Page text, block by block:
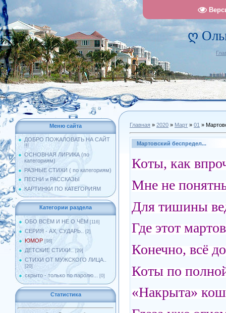
ღ
Меню сайта
ДОБРО ПОЖАЛОВАТЬ НА САЙТ
!!!
ОСНОВНАЯ ЛИРИКА (по
категориям)
РАЗНЫЕ СТИХИ ( по категориям)
ПЕСНИ и РАССКАЗЫ
КАРТИНКИ ПО КАТЕГОРИЯМ
Категории раздела
ОБО ВСЁМ И НЕ О ЧЁМ [116]
СЕРИЯ - АХ, СУДАРЬ.. [2]
ЮМОР [98]
ДЕТСКИЕ СТИХИ.. [29]
СТИХИ ОТ МУЖСКОГО ЛИЦА..
[20]
скрыто - только по паролю... [0]
Статистика
Главная » 2020 » Март » 01 »
Мартовский беспредел...
Коты, как
Мне не
Для тишины
Где этот
Конечно, всё
Коты по
«Накрыта»